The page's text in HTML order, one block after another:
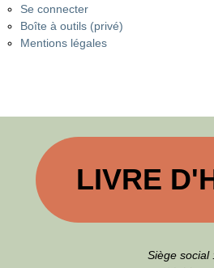
Se connecter
Boîte à outils (privé)
Mentions légales
LIVRE
Siège social